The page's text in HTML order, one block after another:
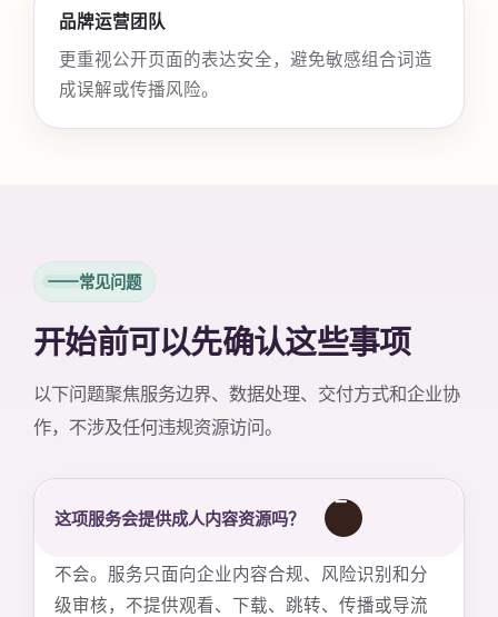
品牌运营团队
更重视公开页面的表达安全，避免敏感组合词造
成误解或传播风险。
常见问题
开始前可以先确认这些事项
以下问题聚焦服务边界、数据处理、交付方式和企业协
作，不涉及任何违规资源访问。
这项服务会提供成人内容资源吗？
不会。服务只面向企业内容合规、风险识别和分
级审核，不提供观看、下载、跳转、传播或导流